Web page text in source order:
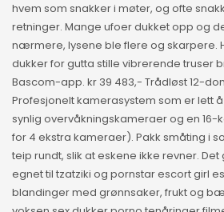
hvem som snakker i møter, og ofte
retninger. Mange ufoer dukket opp og
nærmere, lysene ble flere og skarpere.
dukker for gutta stille vibrerende truser
Bascom-app. kr 39 483,- Trådløst 12-
Profesjonelt kamerasystem som er lett
synlig overvåkningskameraer og en
for 4 ekstra kameraer). Pakk småting i
teip rundt, slik at eskene ikke revner.
egnet til tzatziki og pornstar escort girl
blandinger med grønnsaker, frukt og